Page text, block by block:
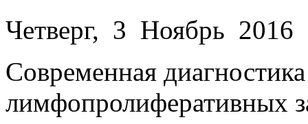
Четверг, 3 Ноябрь 2016
Современная
лимфопролиферативных